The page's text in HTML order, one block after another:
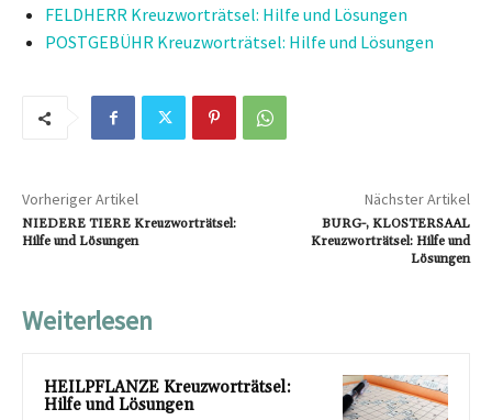
FELDHERR Kreuzworträtsel: Hilfe und Lösungen
POSTGEBÜHR Kreuzworträtsel: Hilfe und Lösungen
Vorheriger Artikel
NIEDERE TIERE Kreuzworträtsel:
Hilfe und Lösungen
Nächster Artikel
BURG-, KLOSTERSAAL
Kreuzworträtsel: Hilfe und
Lösungen
Weiterlesen
HEILPFLANZE Kreuzworträtsel:
Hilfe und Lösungen